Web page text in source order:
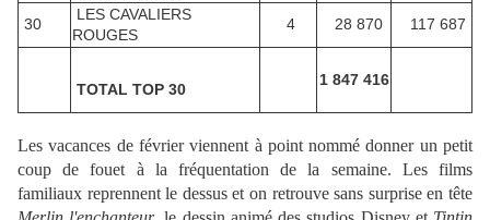
30
LES CAVALIERS
ROUGES
4 28 870 117 687
TOTAL TOP 30
1 847 416
Les vacances de février viennent à point nommé donner un petit
coup de fouet à la fréquentation de la semaine. Les films
familiaux reprennent le dessus et on retrouve sans surprise en tête